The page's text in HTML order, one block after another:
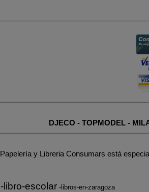
DJECO - TOPMODEL-
Papelería y Libreria Consumars está
-libro-escolar -libros-en-zaragoza